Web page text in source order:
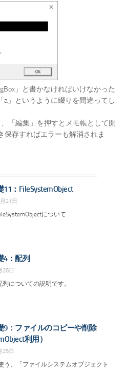
」と書かなければいけなかった
a」というように綴りを間違ってし
「編集」を押すとメモ帳として開
保存すればエラーも解消されま
11：FileSystemObject
21日
について
4：配列
26日
列についての説明です。
9：ファイルのコピーや削除
利用）
25日
う、「ファイルシステムオブジェクト